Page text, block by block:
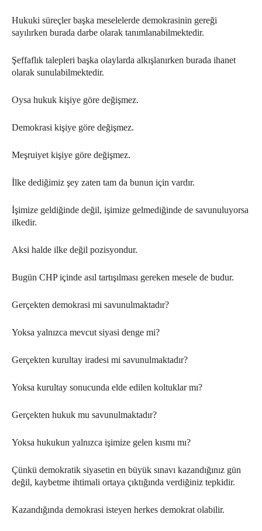
Hukuki süreçler başka meselelerde demokrasinin gereği
sayılırken burada darbe olarak tanımlanabilmektedir.
Şeffaflık talepleri başka olaylarda alkışlanırken burada ihanet
olarak sunulabilmektedir.
Oysa hukuk kişiye göre değişmez.
Demokrasi kişiye göre değişmez.
Meşruiyet kişiye göre değişmez.
İlke dediğimiz şey zaten tam da bunun için vardır.
İşimize geldiğinde değil, işimize gelmediğinde de savunuluyorsa
ilkedir.
Aksi halde ilke değil pozisyondur.
Bugün CHP içinde asıl tartışılması gereken mesele de budur.
Gerçekten demokrasi mi savunulmaktadır?
Yoksa yalnızca mevcut siyasi denge mi?
Gerçekten kurultay iradesi mi savunulmaktadır?
Yoksa kurultay sonucunda elde edilen koltuklar mı?
Gerçekten hukuk mu savunulmaktadır?
Yoksa hukukun yalnızca işimize gelen kısmı mı?
Çünkü demokratik siyasetin en büyük sınavı kazandığınız gün
değil, kaybetme ihtimali ortaya çıktığında verdiğiniz tepkidir.
Kazandığında demokrasi isteyen herkes demokrat olabilir.